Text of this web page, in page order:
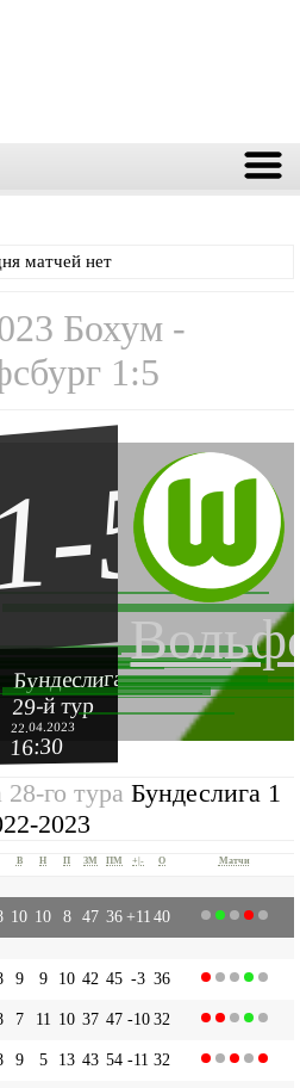
матчей нет
Бохум -
1:5
1-5
Бундеслига 1 2022-2023
29-й тур
22.04.2023
16:30
го тура Бундеслига 1
2023
В Н П ЗМ ПМ +|- О Матчи
10 10 8 47 36+11 40
9 9 10 42 45 -3 36
7 11 10 37 47 -10 32
9 5 13 43 54 -11 32